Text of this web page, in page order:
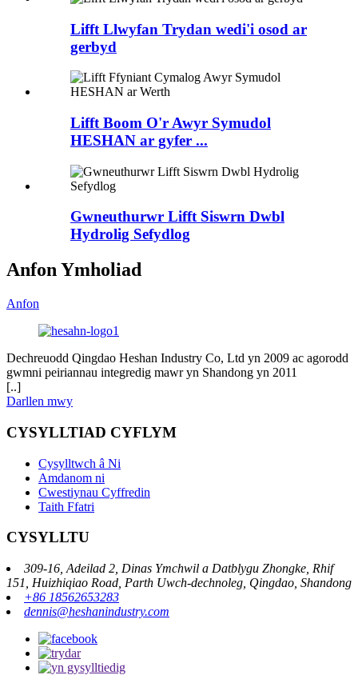
Lifft Llwyfan Trydan wedi'i osod ar
gerbyd
Lifft Boom O'r Awyr Symudol
HESHAN ar gyfer ...
Gwneuthurwr Lifft Siswrn Dwbl
Hydrolig Sefydlog
Anfon Ymholiad
Anfon
Dechreuodd Qingdao Heshan Industry Co, Ltd yn 2009 ac agorodd
gwmni peiriannau integredig mawr yn Shandong yn 2011
[..]
Darllen mwy
CYSYLLTIAD CYFLYM
Cysylltwch â Ni
Amdanom ni
Cwestiynau Cyffredin
Taith Ffatri
CYSYLLTU
309-16, Adeilad 2, Dinas Ymchwil a Datblygu Zhongke, Rhif
151, Huizhiqiao Road, Parth Uwch-dechnoleg, Qingdao, Shandong
+86 18562653283
dennis@heshanindustry.com